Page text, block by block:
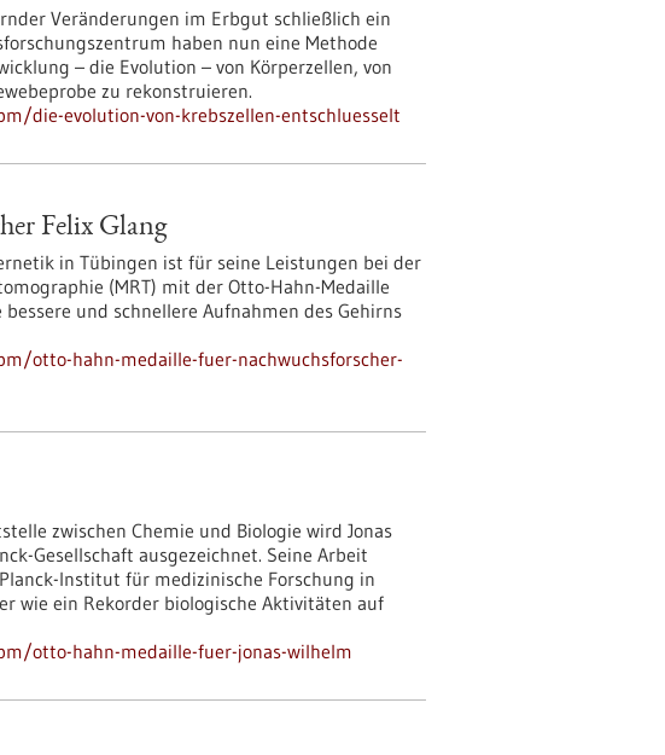
Veränderungen im Erbgut schließlich ein
haben nun eine Methode
– die Evolution – von Körperzellen, von
zu rekonstruieren.
die-evolution-von-krebszellen-entschluesselt
Felix Glang
in Tübingen ist für seine Leistungen bei der
(MRT) mit der Otto-Hahn-Medaille
und schnellere Aufnahmen des Gehirns
otto-hahn-medaille-fuer-nachwuchsforscher-
zwischen Chemie und Biologie wird Jonas
Gesellschaft ausgezeichnet. Seine Arbeit
Institut für medizinische Forschung in
wie ein Rekorder biologische Aktivitäten auf
otto-hahn-medaille-fuer-jonas-wilhelm